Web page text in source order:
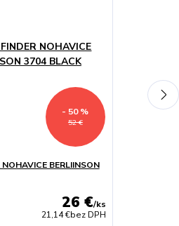
52 €
- 50 %
BERLIINSON
26 €/ks
21,14 €bez DPH